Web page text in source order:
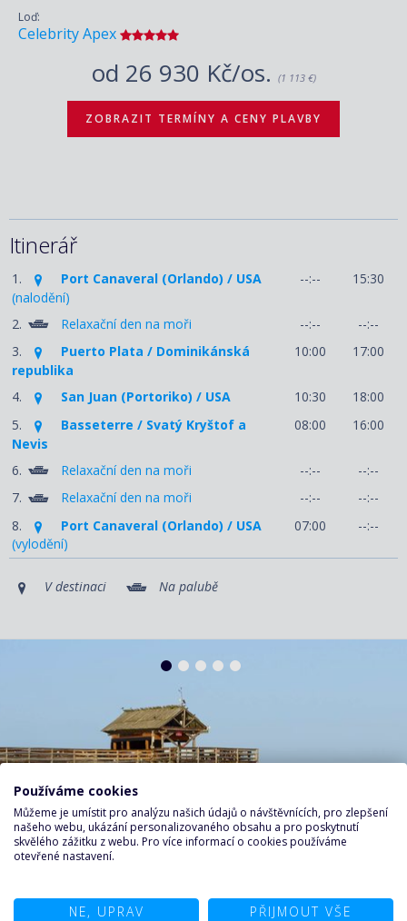
Loď:
Celebrity Apex
od 26 930 Kč/os. (1 113 €)
ZOBRAZIT TERMÍNY A CENY PLAVBY
Itinerář
1.
Port Canaveral (Orlando) / USA
(nalodění)
--:-- 15:30
2. Relaxační den na moři --:--
--:--
3.
Puerto Plata / Dominikánská
republika
10:00 17:00
4. San Juan (Portoriko) / USA 10:30
18:00
5.
Basseterre / Svatý Kryštof a
Nevis
08:00 16:00
6. Relaxační den na moři --:--
--:--
7.
Relaxační den na moři --:--
--:--
8.
Port Canaveral (Orlando) / USA
(vylodění)
07:00 --:--
V destinaci Na palubě
Používáme cookies
Můžeme je umístit pro analýzu našich údajů o návštěvnících, pro zlepšení
našeho webu, ukázání personalizovaného obsahu a pro poskytnutí
skvělého zážitku z webu. Pro více informací o cookies používáme
otevřené nastavení.
NE, UPRAV PŘIJMOUT VŠE